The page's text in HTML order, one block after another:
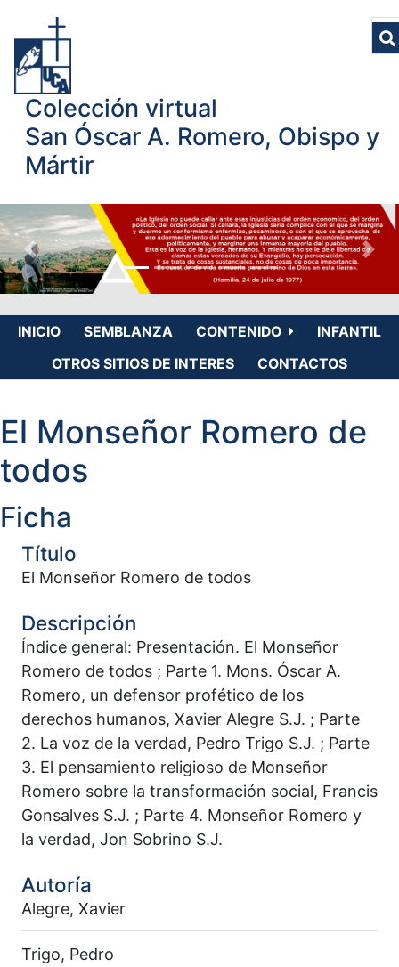
Colección virtual
San Óscar A. Romero, Obispo y
Mártir
INICIO SEMBLANZA CONTENIDO
INFANTIL
OTROS SITIOS DE INTERES
CONTACTOS
El Monseñor Romero de
todos
Ficha
Título
El Monseñor Romero de todos
Descripción
Índice general: Presentación. El Monseñor
Romero de todos ; Parte 1. Mons. Óscar A.
Romero, un defensor profético de los
derechos humanos, Xavier Alegre S.J. ; Parte
2. La voz de la verdad, Pedro Trigo S.J. ; Parte
3. El pensamiento religioso de Monseñor
Romero sobre la transformación social, Francis
Gonsalves S.J. ; Parte 4. Monseñor Romero y
la verdad, Jon Sobrino S.J.
Autoría
Alegre, Xavier
Trigo, Pedro